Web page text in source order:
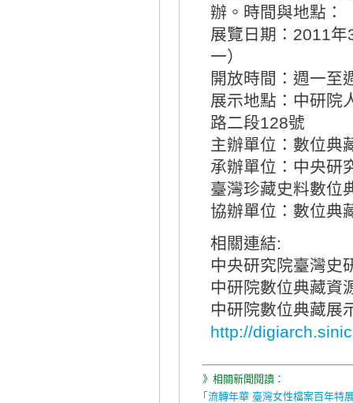
辦。時間與地點：
展覽日期：2011
一）
開放時間：週一至
展示地點：中研院
路二段128號
主辦單位：數位典
承辦單位：中央研
臺灣珍藏史料數位
協辦單位：數位典
相關連結:
中央研究院臺灣史
中研院數位典藏資
中研院數位典藏展
http://
》相關新聞閱讀：
｢流轉年華 臺灣女性檔案百年特